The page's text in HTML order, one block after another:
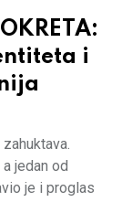
i
jedan od
je i proglas